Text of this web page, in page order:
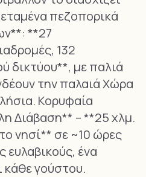
πεζοπορικά
**27
132
δικτύου**, με παλιά
την παλαιά Χώρα
Κορυφαία
Διάβαση** – **25 χλμ.
νησί** σε ~10 ώρες
ευλαβικούς, ένα
κάθε γούστου.